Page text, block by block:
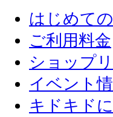
はじめて
ご利用料金
ショップ
イベント
キドキド